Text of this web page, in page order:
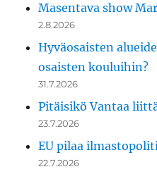
Masentava show
2.8.2026
Hyväosaisten
osaisten kouluihin?
31.7.2026
Pitäisikö Vantaa
23.7.2026
EU pilaa
22.7.2026